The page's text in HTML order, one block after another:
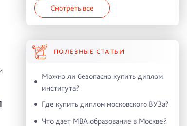
Смотреть все
ПОЛЕЗНЫЕ СТАТЬИ
Можно ли безопасно купить диплом
института?
Где купить диплом московского ВУЗа?
Что дает MBA образование в Москве?